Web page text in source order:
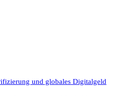
und globales Digitalgeld